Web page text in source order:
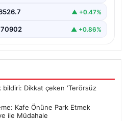
▲ +0.47%
▲ +0.86%
bildiri: Dikkat çeken ‘Terörsüz
Kafe Önüne Park Etmek
ile Müdahale